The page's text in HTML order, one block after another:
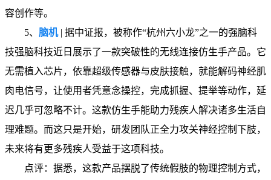
容创作等。
5、 脑机| 据中证报，被称作“杭州六小龙”之一的强脑科
技强脑科技近日展示了一款突破性的无线连接仿生手产品。它
无需植入芯片，依靠超级传感器与皮肤接触，就能解码神经肌
肉电信号，让使用者凭意念操控，完成抓握、提举等动作，延
迟几乎可忽略不计。这款仿生手能助力残疾人解决诸多生活自
理难题。而这只是开始，研发团队正全力攻关神经控制下肢，
未来将有更多残疾人受益于这项科技。
点评：据悉，这款产品摆脱了传统假肢的物理控制方式，